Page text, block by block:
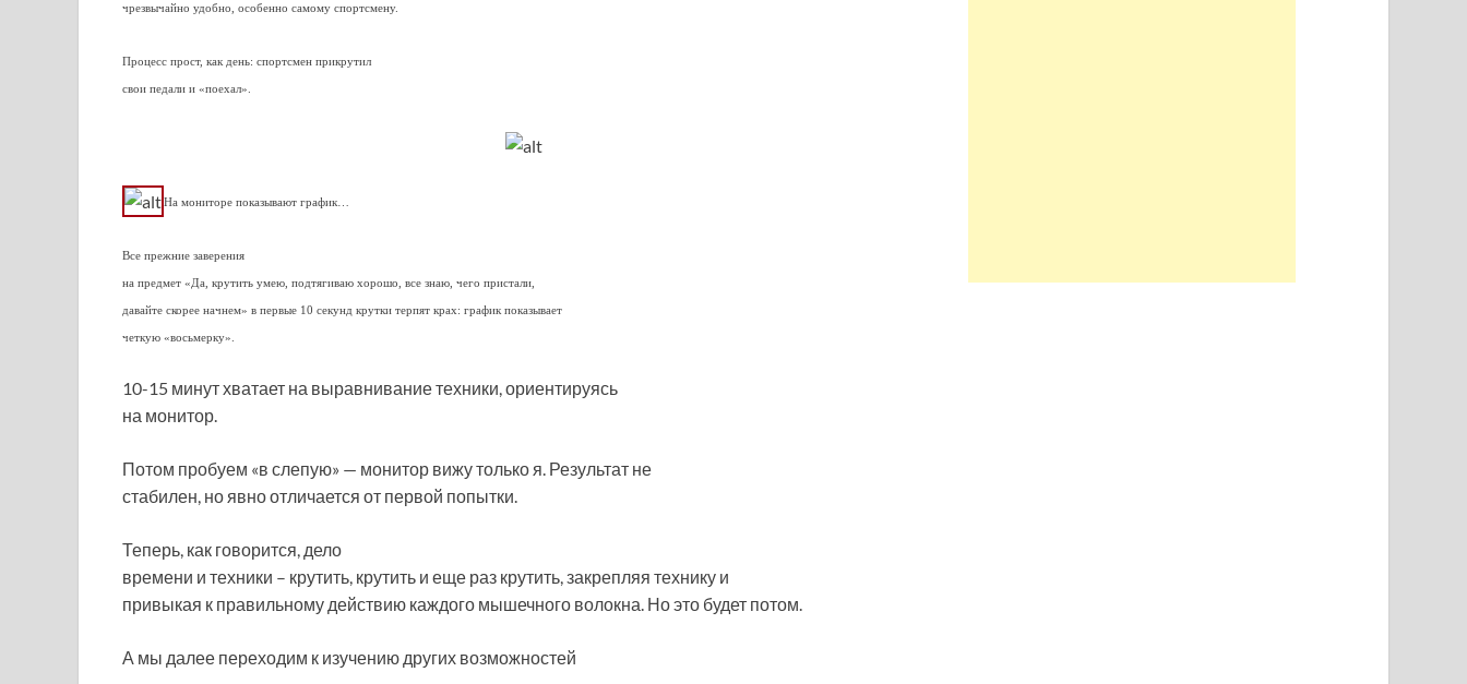
чрезвычайно удобно, особенно самому спортсмену.
Процесс прост, как день: спортсмен прикрутил
свои педали и «поехал».
На мониторе показывают график…
Все прежние заверения
на предмет «Да, крутить умею, подтягиваю хорошо, все знаю, чего пристали,
давайте скорее начнем» в первые 10 секунд крутки терпят крах: график показывает
четкую «восьмерку».
10-15 минут хватает на выравнивание техники, ориентируясь
на монитор.
Потом пробуем «в слепую» — монитор вижу только я. Результат не
стабилен, но явно отличается от первой попытки.
Теперь, как говорится, дело
времени и техники – крутить, крутить и еще раз крутить, закрепляя технику и
привыкая к правильному действию каждого мышечного волокна. Но это будет потом.
А мы далее переходим к изучению других возможностей